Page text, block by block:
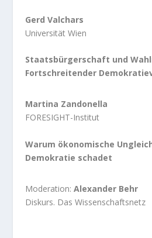
Gerd Valchars
Universität Wien
Staatsbürgerschaft und
Fortschreitender
Martina Zandonella
FORESIGHT-Institut
Warum ökonomische
Demokratie schadet
Moderation: Alexander Behr
Diskurs. Das Wissenschaftsnetz